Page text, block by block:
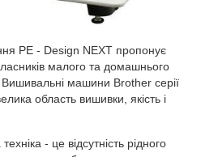
PE - Design NEXT пропонує
малого та домашнього
Вишивальні машини Brother серії
область вишивки, якість і
- це відсутність рідного